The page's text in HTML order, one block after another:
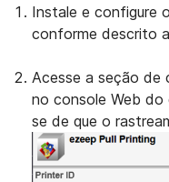
Instale e configure
conforme descrito
Acesse a seção de
no console Web
se de que o